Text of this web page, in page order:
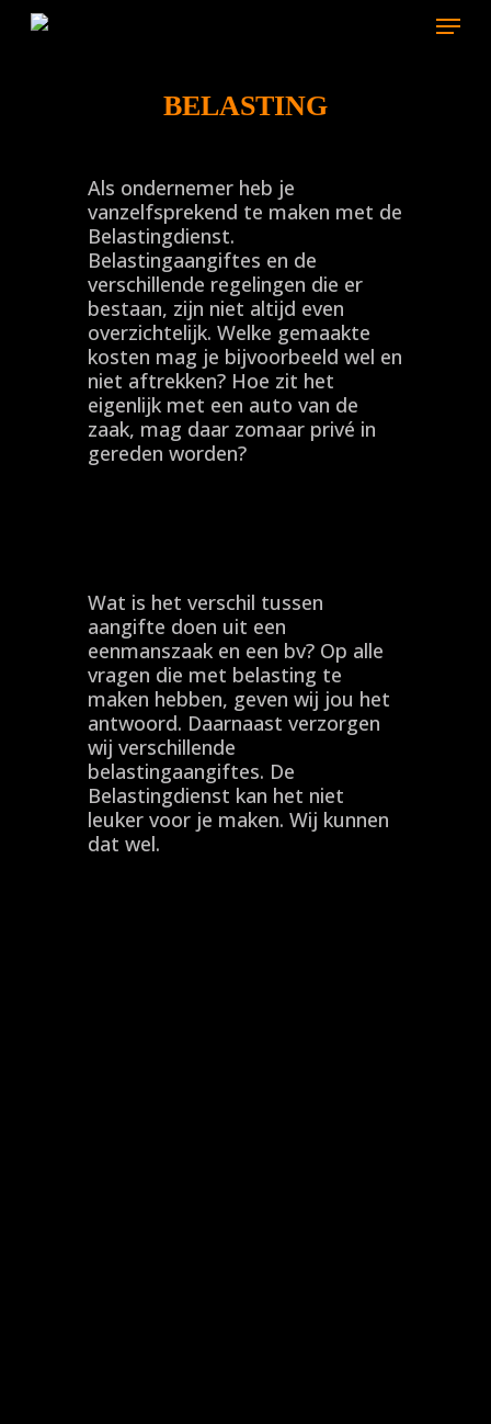
Skip
Menu
BELASTING
Als ondernemer heb je
vanzelfsprekend te maken met de
Belastingdienst.
Belastingaangiftes en de
verschillende regelingen die er
bestaan, zijn niet altijd even
overzichtelijk. Welke gemaakte
kosten mag je bijvoorbeeld wel en
niet aftrekken? Hoe zit het
eigenlijk met een auto van de
zaak, mag daar zomaar privé in
gereden worden?
Wat is het verschil tussen
aangifte doen uit een
eenmanszaak en een bv? Op alle
vragen die met belasting te
maken hebben, geven wij jou het
antwoord. Daarnaast verzorgen
wij verschillende
belastingaangiftes. De
Belastingdienst kan het niet
leuker voor je maken. Wij kunnen
dat wel.